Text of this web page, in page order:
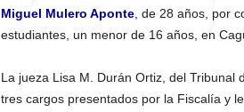
Miguel Mulero Aponte, de 28 años, por
estudiantes, un menor de 16 años, en
La jueza Lisa M. Durán Ortiz, del Tribunal
tres cargos presentados por la Fiscalía y